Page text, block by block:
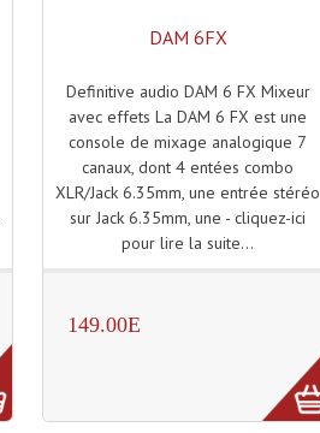
DAM 6FX
Definitive audio DAM 6 FX Mixeur
avec effets La DAM 6 FX est une
console de mixage analogique 7
canaux, dont 4 entées combo
XLR/Jack 6.35mm, une entrée stéréo
sur Jack 6.35mm, une - cliquez-ici
pour lire la suite...
149.00E